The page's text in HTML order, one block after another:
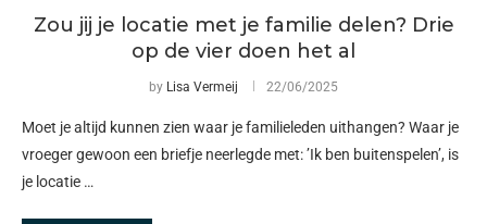
Zou jij je locatie met je familie delen? Drie
op de vier doen het al
by Lisa Vermeij 22/06/2025
Moet je altijd kunnen zien waar je familieleden uithangen? Waar je
vroeger gewoon een briefje neerlegde met: ’Ik ben buitenspelen’, is
je locatie …